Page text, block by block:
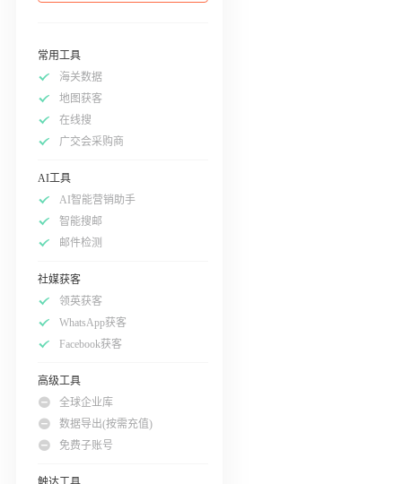
常用工具
海关数据
地图获客
在线搜
广交会采购商
AI工具
AI智能营销助手
智能搜邮
邮件检测
社媒获客
领英获客
WhatsApp获客
Facebook获客
高级工具
全球企业库
数据导出(按需充值)
免费子账号